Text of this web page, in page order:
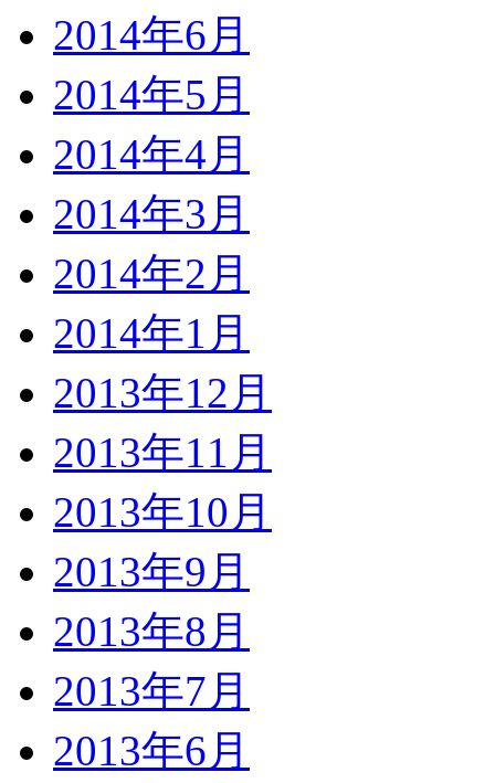
2014年6月
2014年5月
2014年4月
2014年3月
2014年2月
2014年1月
2013年12月
2013年11月
2013年10月
2013年9月
2013年8月
2013年7月
2013年6月